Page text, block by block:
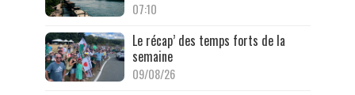
07:10
Le récap’ des temps forts de la
semaine
09/08/26